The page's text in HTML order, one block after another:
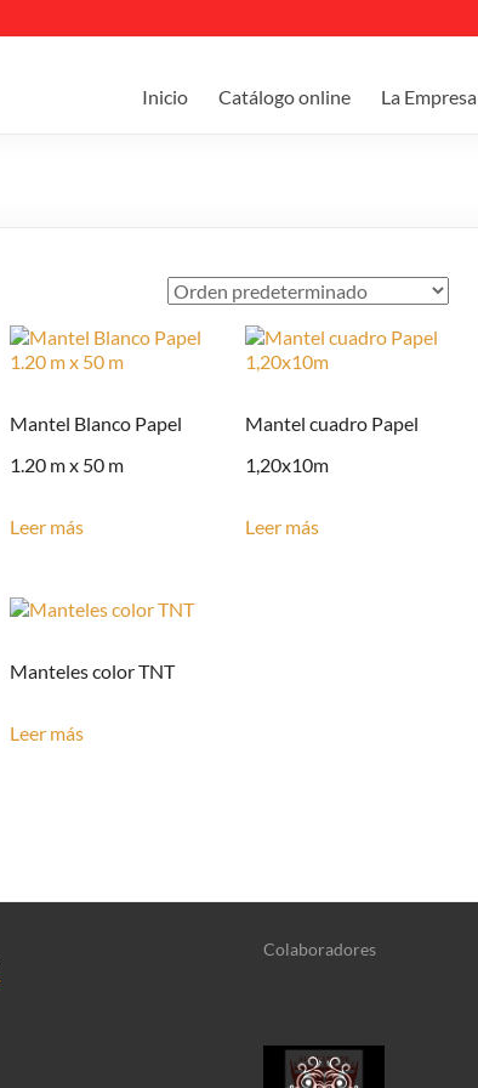
Inicio Catálogo online La Empresa
Mantel Blanco Papel
1.20 m x 50 m
Leer más
Mantel cuadro Papel
1,20x10m
Leer más
Manteles color TNT
Leer más
Colaboradores